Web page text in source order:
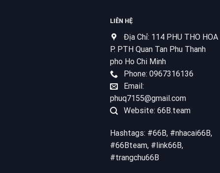
LIÊN HỆ
Địa Chỉ: 114 PHU THO HOA
P. PTH Quan Tan Phu Thanh
pho Ho Chi Minh
Phone: 0967316136
Email:
phuq7155@gmail.com
Website: 66B.team
Hashtags: #66B, #nhacai66B,
#66Bteam, #link66B,
#trangchu66B